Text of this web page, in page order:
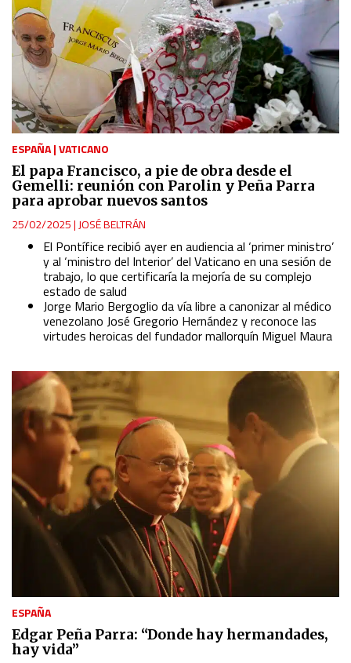
ESPAÑA|VATICANO
El papa Francisco, a pie de obra desde el
Gemelli: reunión con Parolin y Peña Parra
para aprobar nuevos santos
25/02/2025|JOSÉ BELTRÁN
El Pontífice recibió ayer en audiencia al ‘primer ministro’
y al ‘ministro del Interior’ del Vaticano en una sesión de
trabajo, lo que certificaría la mejoría de su complejo
estado de salud
Jorge Mario Bergoglio da vía libre a canonizar al médico
venezolano José Gregorio Hernández y reconoce las
virtudes heroicas del fundador mallorquín Miguel Maura
ESPAÑA
Edgar Peña Parra: “Donde hay hermandades,
hay vida”